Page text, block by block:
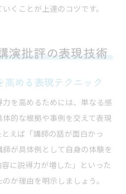
くことが上達のコツです。
演批評の表現技術
める表現テクニック
を高めるためには、単なる感
的な根拠や事例を交えて表現
えば「講師の話が面白かっ
が具体例として自身の体験を
に説得力が増した」といった
か理由を明示しましょう。